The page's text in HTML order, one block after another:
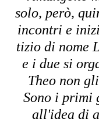
solo, però,
incontri e
tizio di nome
e i due si
Theo non
Sono i primi
all'idea di